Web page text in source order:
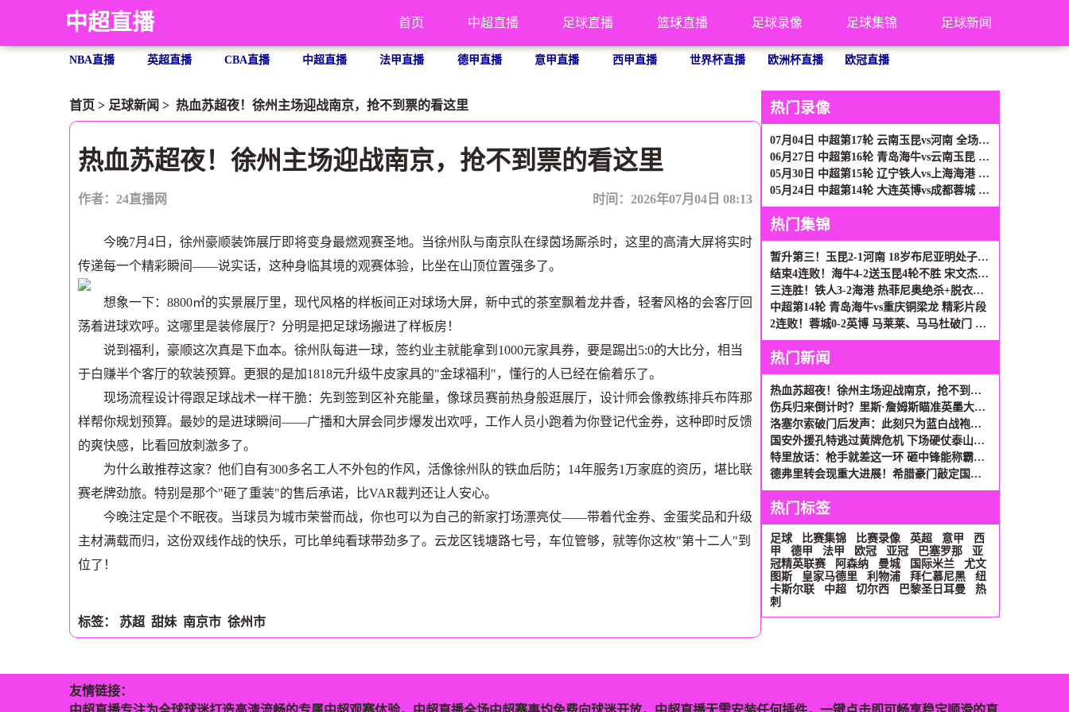
中超直播 首页 中超直播 足球直播 篮球直播 足球录像 足球集锦 足球新闻
NBA直播 英超直播 CBA直播 中超直播 法甲直播 德甲直播 意甲直播 西甲直播 世界杯直播 欧洲杯直播 欧冠直播
首页 > 足球新闻 > 热血苏超夜！徐州主场迎战南京，抢不到票的看这里
热血苏超夜！徐州主场迎战南京，抢不到票的看这里
作者：24直播网 时间：2026年07月04日 08:13
今晚7月4日，徐州豪顺装饰展厅即将变身最燃观赛圣地。当徐州队与南京队在绿茵场厮杀时，这里的高清大屏将实时
传递每一个精彩瞬间——说实话，这种身临其境的观赛体验，比坐在山顶位置强多了。
想象一下：8800㎡的实景展厅里，现代风格的样板间正对球场大屏，新中式的茶室飘着龙井香，轻奢风格的会客厅回
荡着进球欢呼。这哪里是装修展厅？分明是把足球场搬进了样板房！
说到福利，豪顺这次真是下血本。徐州队每进一球，签约业主就能拿到1000元家具券，要是踢出5:0的大比分，相当
于白赚半个客厅的软装预算。更狠的是加1818元升级牛皮家具的"金球福利"，懂行的人已经在偷着乐了。
现场流程设计得跟足球战术一样干脆：先到签到区补充能量，像球员赛前热身般逛展厅，设计师会像教练排兵布阵那
样帮你规划预算。最妙的是进球瞬间——广播和大屏会同步爆发出欢呼，工作人员小跑着为你登记代金券，这种即时反馈
的爽快感，比看回放刺激多了。
为什么敢推荐这家？他们自有300多名工人不外包的作风，活像徐州队的铁血后防；14年服务1万家庭的资历，堪比联
赛老牌劲旅。特别是那个"砸了重装"的售后承诺，比VAR裁判还让人安心。
今晚注定是个不眠夜。当球员为城市荣誉而战，你也可以为自己的新家打场漂亮仗——带着代金券、金蛋奖品和升级
主材满载而归，这份双线作战的快乐，可比单纯看球带劲多了。云龙区钱塘路七号，车位管够，就等你这枚"第十二人"到
位了！
标签： 苏超 甜妹 南京市 徐州市
热门录像
07月04日 中超第17轮 云南玉昆vs河南 全场录像
06月27日 中超第16轮 青岛海牛vs云南玉昆 全场录像
05月30日 中超第15轮 辽宁铁人vs上海海港 全场录像
05月24日 中超第14轮 大连英博vs成都蓉城 全场录像
热门集锦
暂升第三！玉昆2-1河南 18岁布尼亚明处子球叶力江离谱梦游送礼
结束4连败！海牛4-2送玉昆4轮不胜 宋文杰2传1射林创益0度角破门
三连胜！铁人3-2海港 热菲尼奥绝杀+脱衣吃第2黄 姆本扎3轮轰6球
中超第14轮 青岛海牛vs重庆铜梁龙 精彩片段
2连败！蓉城0-2英博 马莱莱、马马杜破门 英博近5轮首胜升第二
热门新闻
热血苏超夜！徐州主场迎战南京，抢不到票的看这里
伤兵归来倒计时？里斯·詹姆斯瞄准英墨大战复出
洛塞尔索破门后发声：此刻只为蓝白战袍而战，贝蒂斯仍是归宿
国安外援孔特逃过黄牌危机 下场硬仗泰山可披挂上阵
特里放话：枪手就差这一环 砸中锋能称霸英超数载
德弗里转会现重大进展！希腊豪门敲定国米功勋后卫
热门标签
足球 比赛集锦 比赛录像 英超 意甲
西
甲
德甲 法甲 欧冠 亚冠 巴塞罗那
亚
冠精英联赛
阿森纳 曼城 国际米兰
尤文
图斯
皇家马德里 利物浦 拜仁慕尼黑
纽
卡斯尔联
中超 切尔西 巴黎圣日耳曼
热
刺
友情链接：